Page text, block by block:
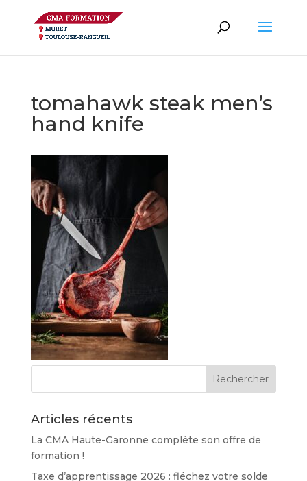
tomahawk steak men’s
hand knife
Articles récents
La CMA Haute-Garonne complète son offre de
formation !
Taxe d’apprentissage 2026 : fléchez votre solde